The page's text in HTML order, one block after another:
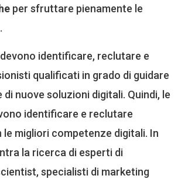
per sfruttare pienamente le
identificare, reclutare e
qualificati in grado di guidare
di nuove soluzioni digitali. Quindi, le
identificare e reclutare
migliori competenze digitali. In
la ricerca di esperti di
specialisti di marketing